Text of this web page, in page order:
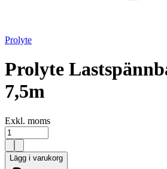
Prolyte
Prolyte
7,5m
Exkl. moms
Lägg i varukorg